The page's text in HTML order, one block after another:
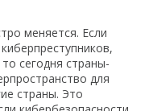
меняется. Если
сегодня страны-
для
страны. Это